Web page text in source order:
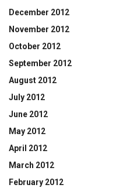
December 2012
November 2012
October 2012
September 2012
August 2012
July 2012
June 2012
May 2012
April 2012
March 2012
February 2012